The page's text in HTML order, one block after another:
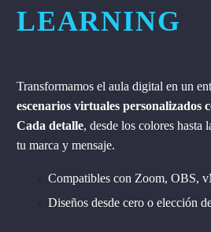
LEARNING
Transformamos el aula digital en un
escenarios virtuales personalizados
Cada detalle, desde los colores hasta
tu marca y mensaje.
Compatibles con Zoom, OBS,
Diseños desde cero o elección